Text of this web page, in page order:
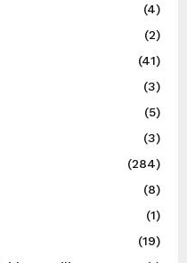
(4)
(2)
(41)
(3)
(5)
(3)
(284)
(8)
(1)
(19)